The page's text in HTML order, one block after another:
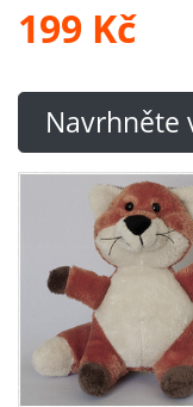
199 Kč
Navrhněte